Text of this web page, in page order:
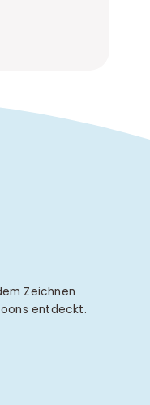
Zeichnen
entdeckt.